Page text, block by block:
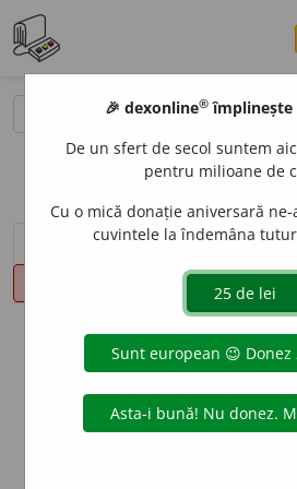
sinteza definițiilor (1) definiții
info
Aceste definiții sunt
echipa dexonline.
originale se află pe
Puteți reordona filele
🎉 dexonline® împlinește
De un sfert de secol suntem
pentru milioane de
Cu o mică donație aniversară
cuvintele la îndemâna